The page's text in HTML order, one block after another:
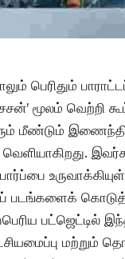
பெரிதும்
மூலம்
மீண்டும்
படங்களைக்
பட்ஜெட்டில்
மற்றும்